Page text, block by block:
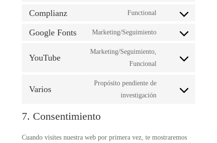
woocommerce
automattic
Complianz Functional
Consent
complianz
Google Fonts Marketing/Seguimiento
Consent
service
YouTube
Marketing/Seguimiento,
Funcional
Consent
service
Varios
Propósito pendiente de
investigación
Consent
7. Consentimiento
Cuando visites nuestra web por primera vez, te mostraremos